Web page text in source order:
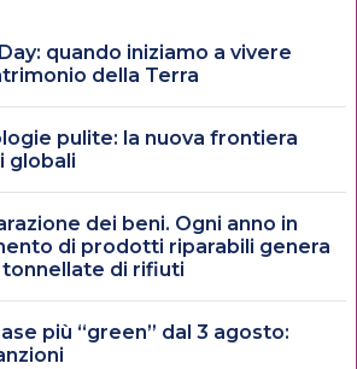
quando iniziamo a vivere
della Terra
pulite: la nuova frontiera
globali
dei beni. Ogni anno in
di prodotti riparabili genera
tonnellate di rifiuti
più “green” dal 3 agosto: